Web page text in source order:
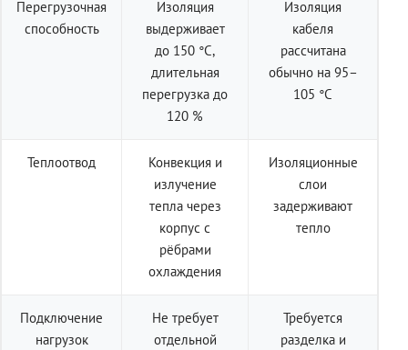
Перегрузочная
способность
Изоляция
выдерживает
до 150 °C,
длительная
перегрузка до
120 %
Изоляция
кабеля
рассчитана
обычно на 95–
105 °C
Теплоотвод
Конвекция и
излучение
тепла через
корпус с
рёбрами
охлаждения
Изоляционные
слои
задерживают
тепло
Подключение
нагрузок
Не требует
отдельной
Требуется
разделка и